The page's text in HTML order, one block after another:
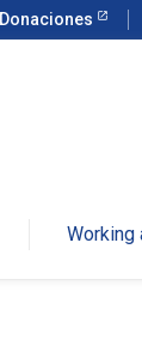
Donaciones
Working